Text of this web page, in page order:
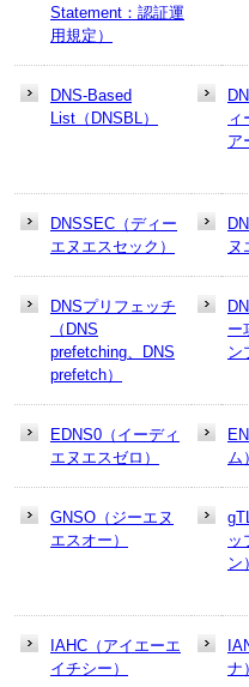
Statement：認証運
用規定）
DNS-Based
List（DNSBL）
ィ
ア
DNSSEC（ディー
エヌエスセック）
ヌ
DNSプリフェッチ
（DNS
prefetching、DNS
prefetch）
ー
ン
EDNS0（イーディ
エヌエスゼロ）
ム
GNSO（ジーエヌ
エスオー）
ッ
ン
IAHC（アイエーエ
イチシー）
ナ